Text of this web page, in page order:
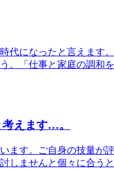
代になったと言えます
。「仕事と家庭の調和
えます…。
ます。ご自身の技量が
しませんと個々に合う